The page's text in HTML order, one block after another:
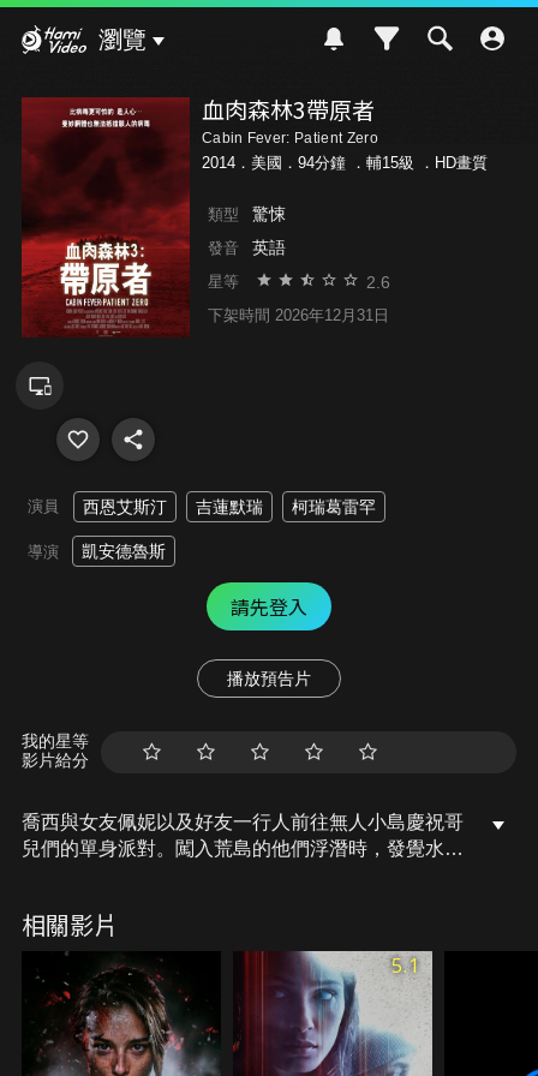
瀏覽
血肉森林3帶原者
Cabin Fever: Patient Zero
2014．美國．94分鐘 ． 輔15級 ．HD畫質
類型 驚悚
發音 英語
星等 2.6
下架時間 2026年12月31日
演員 西恩艾斯汀 吉蓮默瑞 柯瑞葛雷罕
導演 凱安德魯斯
請先登入
播放預告片
我的星等
影片給分
喬西與女友佩妮以及好友一行人前往無人小島慶祝哥
兒們的單身派對。闖入荒島的他們浮潛時，發覺水中
者「零號病患」，身為神秘病毒肆虐下的唯一倖存
者，零號病患拒絕和科學家合作，更惡意傳染體內的
病毒…
相關影片
5.1